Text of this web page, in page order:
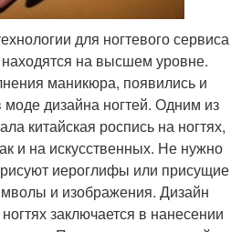
для ногтевого сервиса
на высшем уровне.
маникюра, появились и
дизайна ногтей. Одним из
китайская роспись на ногтях,
и на искусственных. Не нужно
рисуют иероглифы или присущие
и изображения. Дизайн
заключается в нанесении